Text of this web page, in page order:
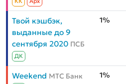
Твой кэшбэк,
выданные до 9
сентября 2020 ПСБ
ДК
1%
Weekend МТС Банк 1%